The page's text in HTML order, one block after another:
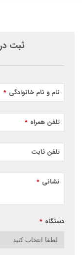
ثبت
نام و نام خانوادگی *
تلفن همراه *
تلفن ثابت
نشانی *
دستگاه *